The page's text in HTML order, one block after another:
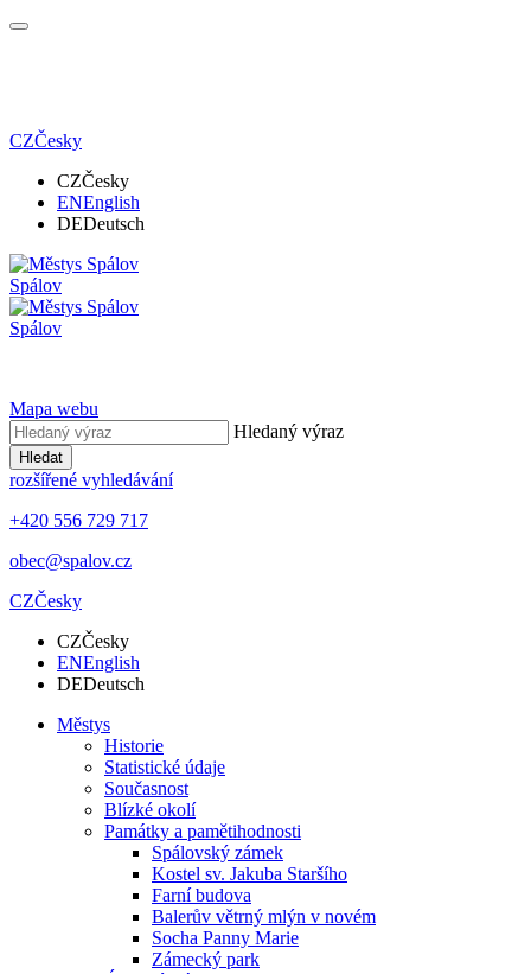
CZČesky
CZČesky
ENEnglish
DEDeutsch
Spálov
Spálov
Mapa webu
Hledaný výraz
Hledat
rozšířené vyhledávání
+420 556 729 717
obec@spalov.cz
CZČesky
CZČesky
ENEnglish
DEDeutsch
Městys
Historie
Statistické údaje
Současnost
Blízké okolí
Památky a pamětihodnosti
Spálovský zámek
Kostel sv. Jakuba Staršího
Farní budova
Balerův větrný mlýn v novém
Socha Panny Marie
Zámecký park